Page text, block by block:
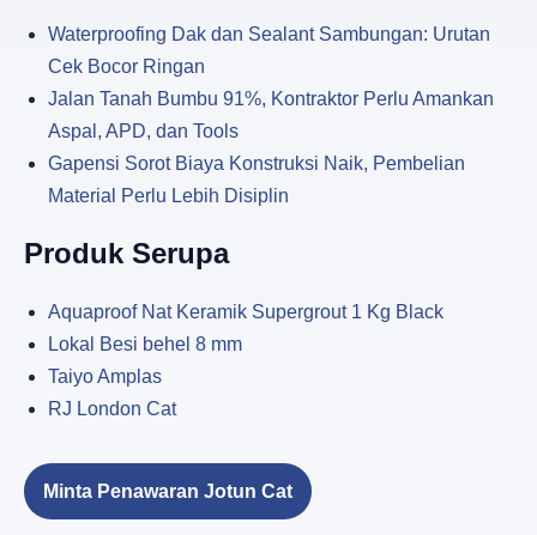
Waterproofing Dak dan Sealant Sambungan: Urutan
Cek Bocor Ringan
Jalan Tanah Bumbu 91%, Kontraktor Perlu Amankan
Aspal, APD, dan Tools
Gapensi Sorot Biaya Konstruksi Naik, Pembelian
Material Perlu Lebih Disiplin
Produk Serupa
Aquaproof Nat Keramik Supergrout 1 Kg Black
Lokal Besi behel 8 mm
Taiyo Amplas
RJ London Cat
Minta Penawaran Jotun Cat